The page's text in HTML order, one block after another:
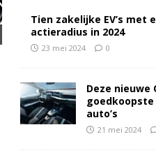
Tien zakelijke EV’s met
actieradius in 2024
23 mei 2024 0
Deze nieuwe
auto’s
21 mei 2024